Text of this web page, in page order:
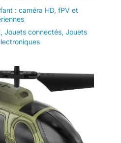
: caméra HD, fPV et
, Jouets connectés, Jouets